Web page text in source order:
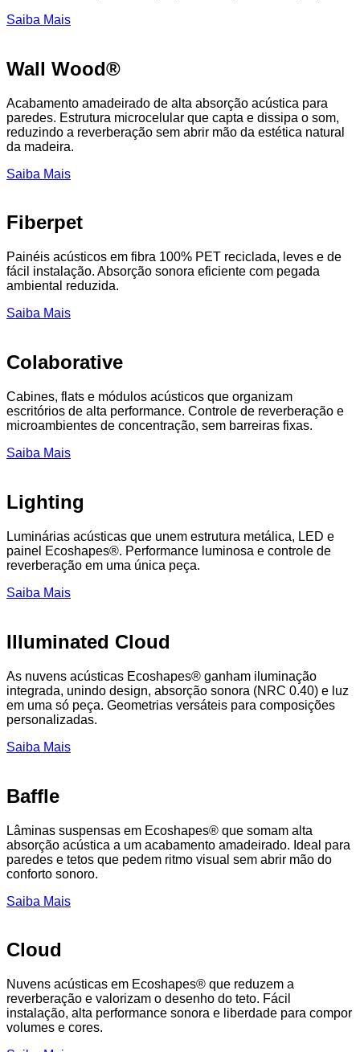
Saiba Mais
Wall Wood®
Acabamento amadeirado de alta absorção acústica para
paredes. Estrutura microcelular que capta e dissipa o som,
reduzindo a reverberação sem abrir mão da estética natural
da madeira.
Saiba Mais
Fiberpet
Painéis acústicos em fibra 100% PET reciclada, leves e de
fácil instalação. Absorção sonora eficiente com pegada
ambiental reduzida.
Saiba Mais
Colaborative
Cabines, flats e módulos acústicos que organizam
escritórios de alta performance. Controle de reverberação e
microambientes de concentração, sem barreiras fixas.
Saiba Mais
Lighting
Luminárias acústicas que unem estrutura metálica, LED e
painel Ecoshapes®. Performance luminosa e controle de
reverberação em uma única peça.
Saiba Mais
Illuminated Cloud
As nuvens acústicas Ecoshapes® ganham iluminação
integrada, unindo design, absorção sonora (NRC 0.40) e luz
em uma só peça. Geometrias versáteis para composições
personalizadas.
Saiba Mais
Baffle
Lâminas suspensas em Ecoshapes® que somam alta
absorção acústica a um acabamento amadeirado. Ideal para
paredes e tetos que pedem ritmo visual sem abrir mão do
conforto sonoro.
Saiba Mais
Cloud
Nuvens acústicas em Ecoshapes® que reduzem a
reverberação e valorizam o desenho do teto. Fácil
instalação, alta performance sonora e liberdade para compor
volumes e cores.